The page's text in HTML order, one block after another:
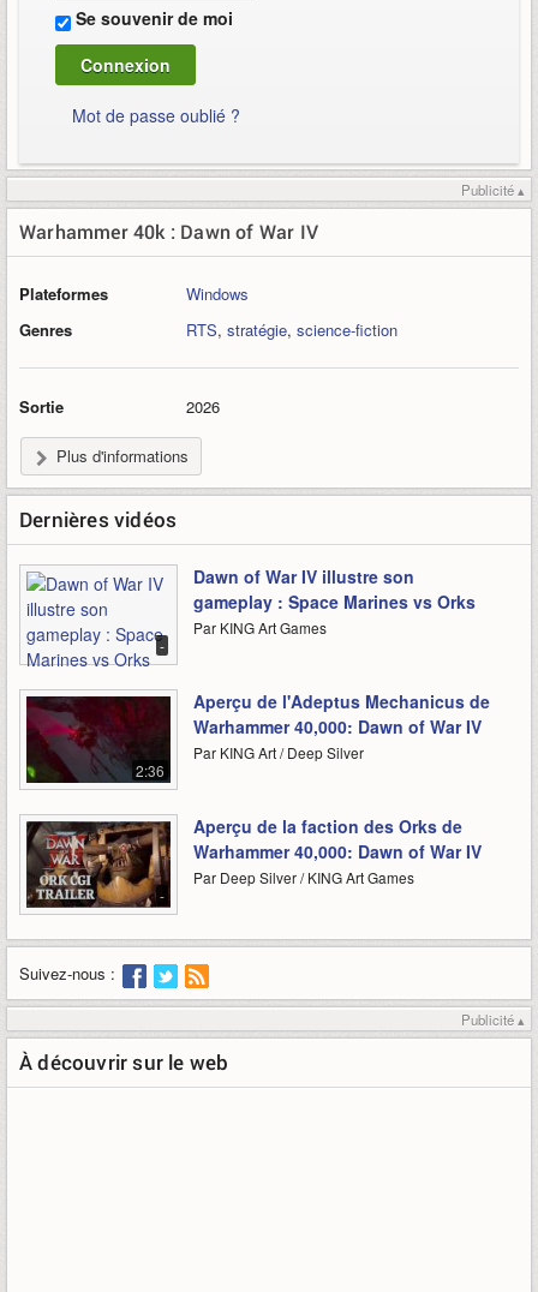
Se souvenir de moi
Mot de passe oublié ?
Publicité ▴
Warhammer 40k : Dawn of War IV
Plateformes
Windows
Genres
RTS, stratégie, science-fiction
Sortie 2026
Plus d'informations
Dernières vidéos
-
Dawn of War IV illustre son
gameplay : Space Marines vs Orks
Par KING Art Games
2:36
Aperçu de l'Adeptus Mechanicus de
Warhammer 40,000: Dawn of War IV
Par KING Art / Deep Silver
-
Aperçu de la faction des Orks de
Warhammer 40,000: Dawn of War IV
Par Deep Silver / KING Art Games
Suivez-nous :
Publicité ▴
À découvrir sur le web